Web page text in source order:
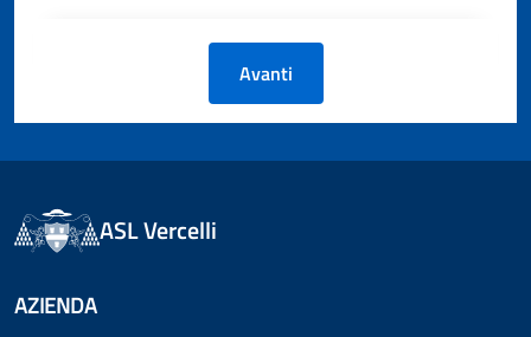
Avanti
ASL Vercelli
AZIENDA